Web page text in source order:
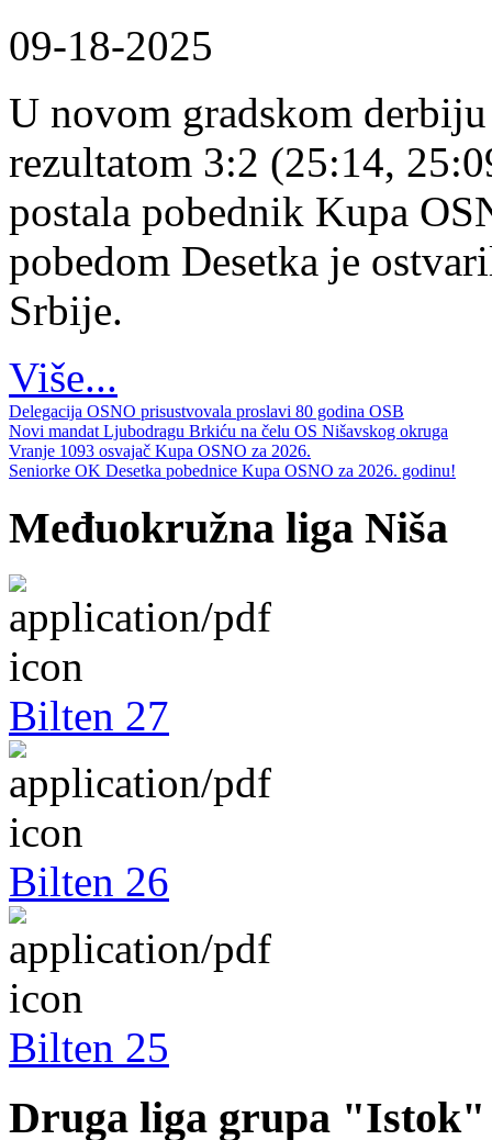
09-18-2025
U novom gradskom
rezultatom 3:2 (25:14,
postala pobednik Kupa
pobedom Desetka je
Srbije.
Više...
Delegacija OSNO prisustvovala proslavi 80 godina OSB
Novi mandat Ljubodragu Brkiću na čelu OS Nišavskog okruga
Vranje 1093 osvajač Kupa OSNO za 2026.
Seniorke OK Desetka pobednice Kupa OSNO za 2026. godinu!
Međuokružna liga Niša
Bilten 27
Bilten 26
Bilten 25
Druga liga grupa "Istok"